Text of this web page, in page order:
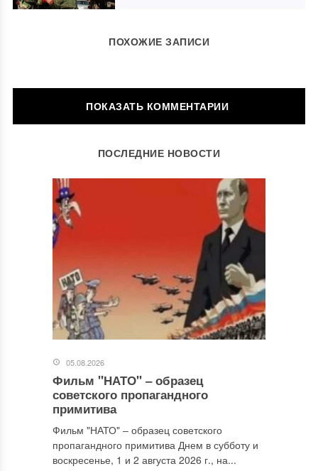
ПОХОЖИЕ ЗАПИСИ
ОСТАВИТЬ КОММЕНТАРИЙ
Ваш адрес email не будет опубликован. Обязательные поля
Комментарий*
ПОСЛЕДНИЕ НОВОСТИ
05.08.2026
Фильм "НАТО" ‒ образец
советского пропагандного
примитива
Фильм "НАТО" ‒ образец советского
пропагандного примитива Днем в субботу и
воскресенье, 1 и 2 августа 2026 г., на...